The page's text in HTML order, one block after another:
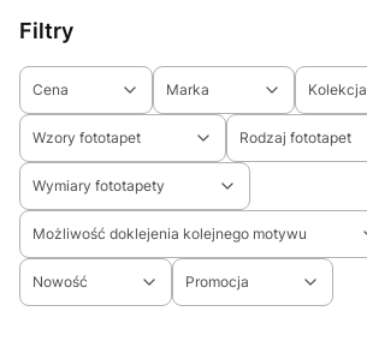
Filtry
Cena Marka Kolekcja
Wzory fototapet Rodzaj fototapet
Wymiary fototapety
Możliwość doklejenia kolejnego motywu
Nowość Promocja